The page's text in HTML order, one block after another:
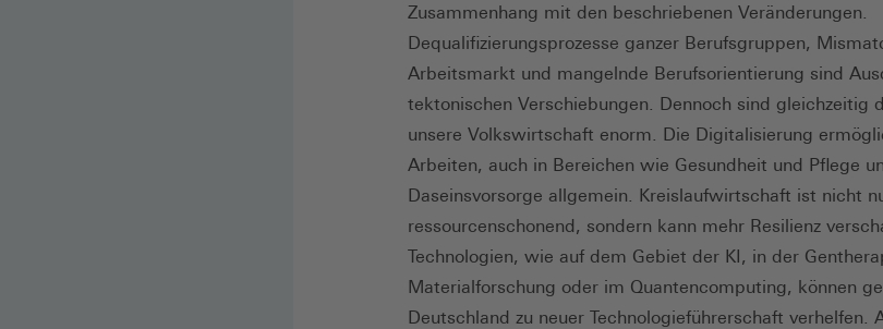
Zusammenhang mit den beschriebenen Veränderungen.
Dequalifizierungsprozesse ganzer Berufsgruppen,
Arbeitsmarkt und mangelnde Berufsorientierung sind
tektonischen Verschiebungen. Dennoch sind gleichzeitig
unsere Volkswirtschaft enorm. Die Digitalisierung
Arbeiten, auch in Bereichen wie Gesundheit und Pflege
Daseinsvorsorge allgemein. Kreislaufwirtschaft ist nicht
ressourcenschonend, sondern kann mehr Resilienz
Technologien, wie auf dem Gebiet der KI, in der
Materialforschung oder im Quantencomputing, können
Deutschland zu neuer Technologieführerschaft verhelfen.